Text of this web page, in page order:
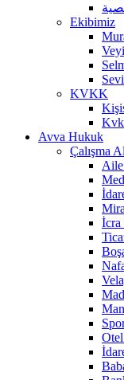
Ekibimiz
KVKK
Avva Hukuk
Çalışma
İcra